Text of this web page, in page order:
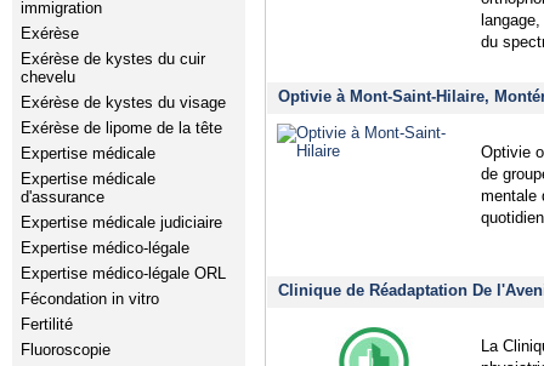
immigration
Exérèse
Exérèse de kystes du cuir
chevelu
Exérèse de kystes du visage
Exérèse de lipome de la tête
Expertise médicale
Expertise médicale
d'assurance
Expertise médicale judiciaire
Expertise médico-légale
Expertise médico-légale ORL
Fécondation in vitro
Fertilité
Fluoroscopie
du
Optivie à Mont-Saint-Hilaire,
Optivie
de
mentale
Clinique de Réadaptation De
La